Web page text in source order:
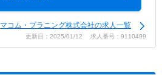
マコム・プラニング株式会社の求人一覧
更新日：2025/01/12 求人番号：9110499